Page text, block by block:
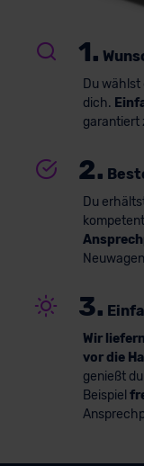
1.
Du wählst
dich.
garantiert
2.
Du
3.
Wir liefern
vor die
genießt
Beispiel